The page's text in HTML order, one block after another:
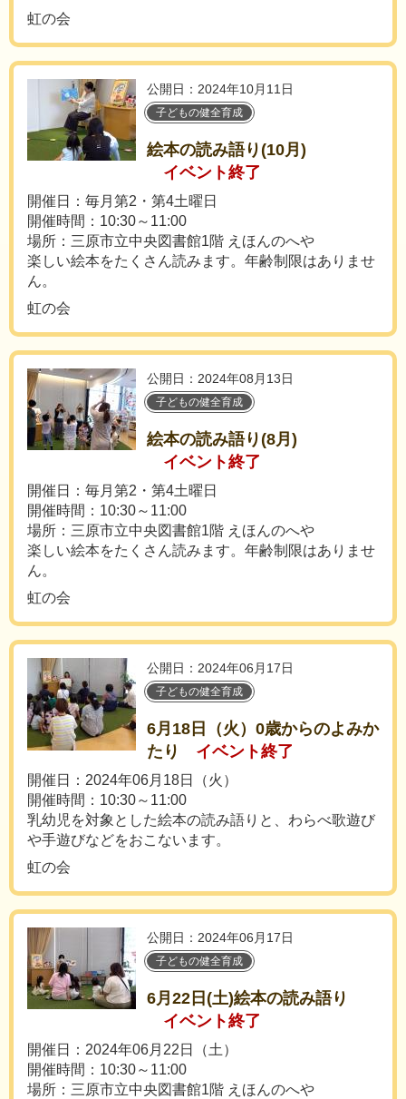
虹の会
公開日：2024年10月11日
子どもの健全育成
絵本の読み語り(10月)
イベント終了
開催日：毎月第2・第4土曜日
開催時間：10:30～11:00
場所：三原市立中央図書館1階 えほんのへや
楽しい絵本をたくさん読みます。年齢制限はありませ
ん。
虹の会
公開日：2024年08月13日
子どもの健全育成
絵本の読み語り(8月)
イベント終了
開催日：毎月第2・第4土曜日
開催時間：10:30～11:00
場所：三原市立中央図書館1階 えほんのへや
楽しい絵本をたくさん読みます。年齢制限はありませ
ん。
虹の会
公開日：2024年06月17日
子どもの健全育成
6月18日（火）0歳からのよみか
たり
イベント終了
開催日：2024年06月18日（火）
開催時間：10:30～11:00
乳幼児を対象とした絵本の読み語りと、わらべ歌遊び
や手遊びなどをおこないます。
虹の会
公開日：2024年06月17日
子どもの健全育成
6月22日(土)絵本の読み語り
イベント終了
開催日：2024年06月22日（土）
開催時間：10:30～11:00
場所：三原市立中央図書館1階 えほんのへや